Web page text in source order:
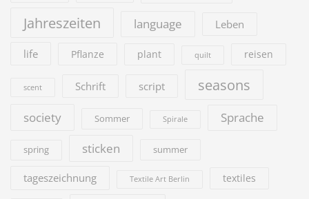
Jahreszeiten language Leben
life Pflanze plant quilt reisen
scent Schrift script seasons
society Sommer Spirale Sprache
spring sticken summer
tageszeichnung Textile Art Berlin textiles